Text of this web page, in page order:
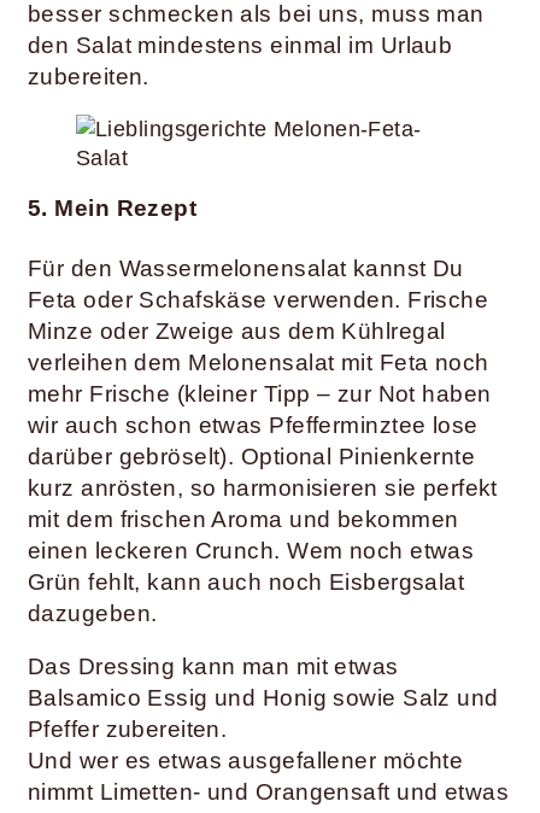
besser schmecken als bei uns, muss man
den Salat mindestens einmal im Urlaub
zubereiten.
5. Mein Rezept
Für den Wassermelonensalat kannst Du
Feta oder Schafskäse verwenden. Frische
Minze oder Zweige aus dem Kühlregal
verleihen dem Melonensalat mit Feta noch
mehr Frische (kleiner Tipp – zur Not haben
wir auch schon etwas Pfefferminztee lose
darüber gebröselt). Optional Pinienkernte
kurz anrösten, so harmonisieren sie perfekt
mit dem frischen Aroma und bekommen
einen leckeren Crunch. Wem noch etwas
Grün fehlt, kann auch noch Eisbergsalat
dazugeben.
Das Dressing kann man mit etwas
Balsamico Essig und Honig sowie Salz und
Pfeffer zubereiten.
Und wer es etwas ausgefallener möchte
nimmt Limetten- und Orangensaft und etwas